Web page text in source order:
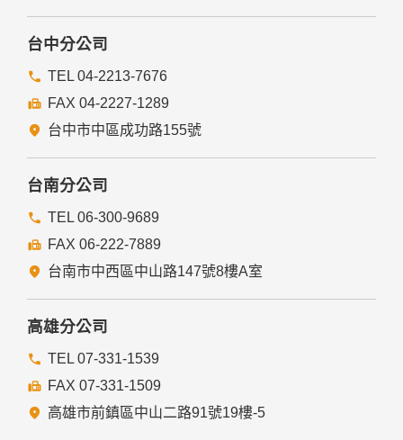
台中分公司
TEL 04-2213-7676
FAX 04-2227-1289
台中市中區成功路155號
台南分公司
TEL 06-300-9689
FAX 06-222-7889
台南市中西區中山路147號8樓A室
高雄分公司
TEL 07-331-1539
FAX 07-331-1509
高雄市前鎮區中山二路91號19樓-5